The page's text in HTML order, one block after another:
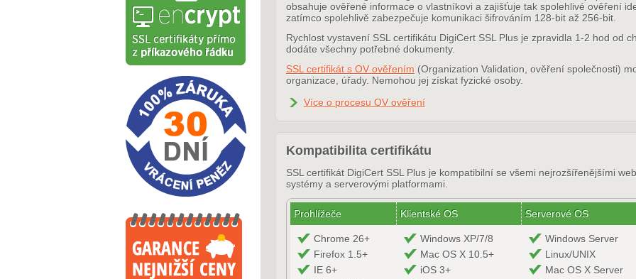
obsahuje ověřené informace o vlastníkovi a zajišťuje tak spolehlivé ověření
zatímco spolehlivě zabezpečuje komunikaci šifrováním 128-bit až 256-bit.
Rychlost vystavení SSL certifikátu DigiCert SSL Plus je zpravidla 1-2 hod od
dodáte všechny potřebné dokumenty.
SSL certifikát s OV ověřením (Organization Validation, ověření společnosti)
organizace, úřady. Nemohou jej získat fyzické osoby.
Více o procesu OV ověření
Kompatibilita certifikátu
SSL certifikát DigiCert SSL Plus je kompatibilní se všemi nejrozšířenějšími
systémy a serverovými platformami.
Prohlížeče Klientské OS Serverové OS
Chrome 26+
Firefox 1.5+
IE 6+
Windows XP/7/8
Mac OS X 10.5+
iOS 3+
Windows Server
Linux/UNIX
Mac OS X Server